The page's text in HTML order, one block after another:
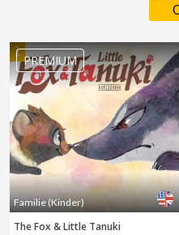
Drama
Fantasy
Komödie
Action
Romanze
Familie (Kinder)
Stück des Lebens
Spannung
1
PREMIUM
Familie (Kinder)
The Fox & Little Tanuki